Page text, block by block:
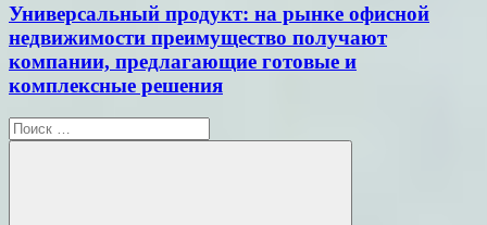
Универсальный продукт: на рынке офисной
недвижимости преимущество получают
компании, предлагающие готовые и
комплексные решения
Поиск
для: